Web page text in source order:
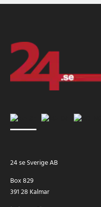
24 se Sverige AB
Box 829
391 28 Kalmar